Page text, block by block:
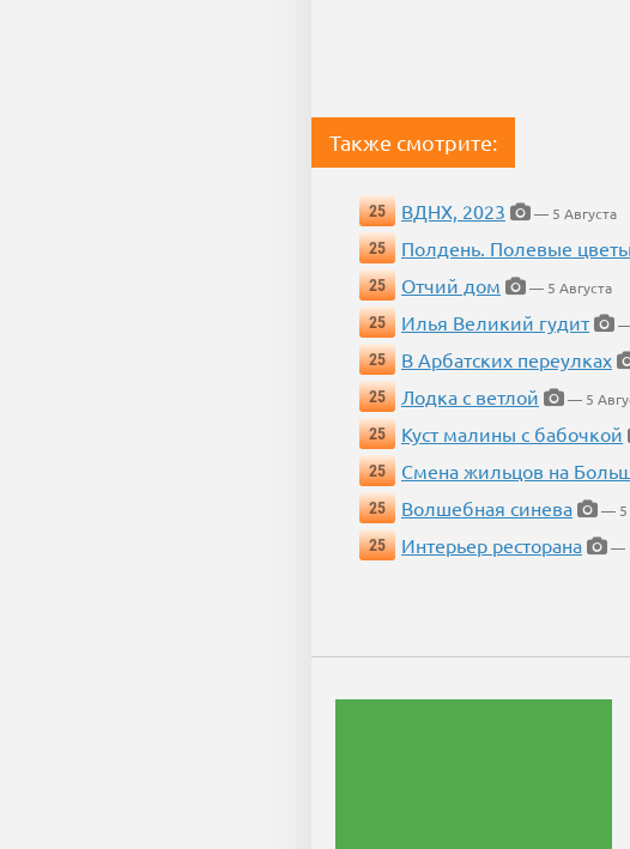
Также смотрите:
25 ВДНХ, 2023
— 5 Августа
25
Полдень. Полевые цветы
25
Отчий дом
— 5 Августа
25
Илья Великий гудит
—
25
В Арбатских переулках
25
Лодка с ветлой
— 5
25
Куст малины с бабочкой
25
Смена жильцов на
25
Волшебная синева
— 5
25
Интерьер ресторана —